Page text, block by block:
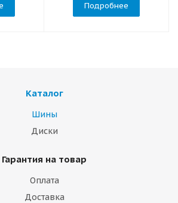
Подробнее
Каталог
Шины
Диски
Гарантия на товар
Оплата
Доставка